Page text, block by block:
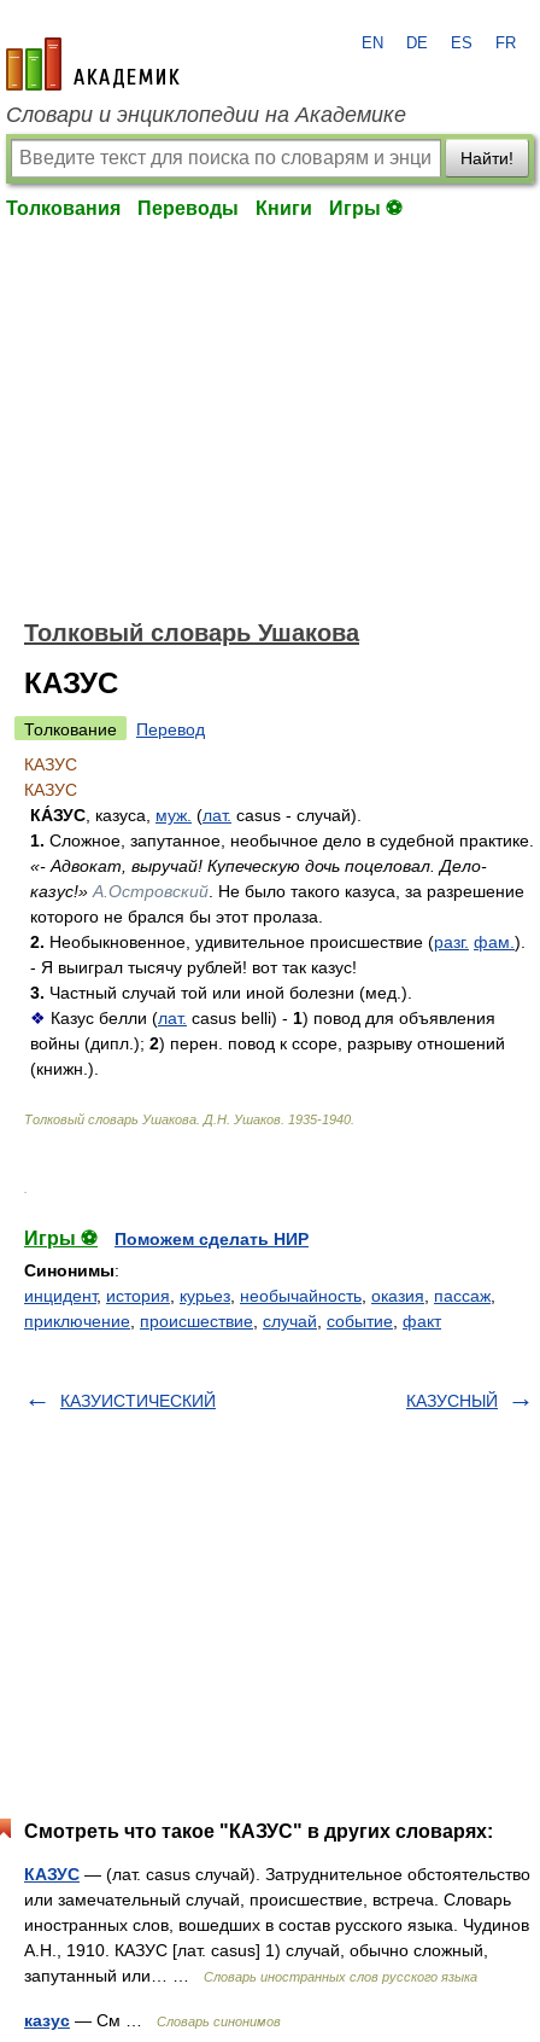
academic.ru
EN DE ES FR
Словари и энциклопедии на Академике
Найти!
Толкования Переводы Книги Игры ⚽
Толковый словарь Ушакова
КАЗУС
Толкование
Перевод
КАЗУС
КАЗУС
КА́ЗУС , казуса, муж. (лат. casus - случай).
1. Сложное, запутанное, необычное дело в судебной практике.
«- Адвокат, выручай! Купеческую дочь поцеловал. Дело-
казус!» А.Островский . Не было такого казуса, за разрешение
которого не брался бы этот пролаза.
2. Необыкновенное, удивительное происшествие (разг. фам. ).
- Я выиграл тысячу рублей! вот так казус!
3. Частный случай той или иной болезни (мед.).
❖ Казус белли (лат. casus belli) - 1) повод для объявления
войны (дипл.); 2) перен. повод к ссоре, разрыву отношений
(книжн.).
Толковый словарь Ушакова Д.Н. Ушаков. 1935-1940
Игры ⚽
Поможем сделать НИР
Синонимы:
инцидент, история курьез необычайность оказия пассаж
приключение происшествие случай событие факт
КАЗУИСТИЧЕСКИЙ КАЗУСНЫЙ
Смотреть что такое "КАЗУС" в других словарях:
КАЗУС — (лат. casus случай). Затруднительное обстоятельство
или замечательный случай, происшествие, встреча. Словарь
иностранных слов, вошедших в состав русского языка. Чудинов
А.Н., 1910. КАЗУС [лат. casus] 1) случай, обычно сложный,
запутанный или… …
Словарь иностранных слов русского языка
казус — См … Словарь синонимов